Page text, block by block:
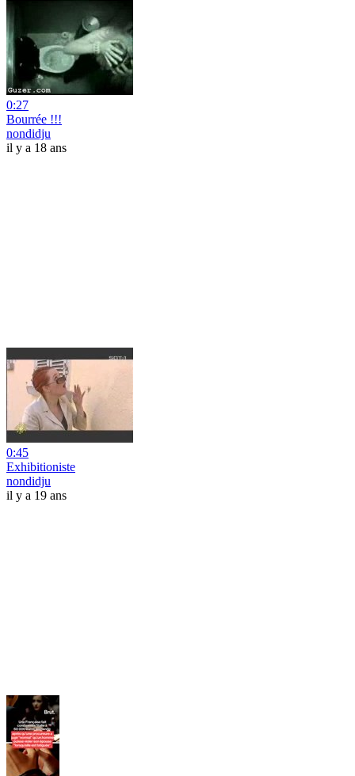
0:27
Bourrée !!!
nondidju
il y a 18 ans
0:45
Exhibitioniste
nondidju
il y a 19 ans